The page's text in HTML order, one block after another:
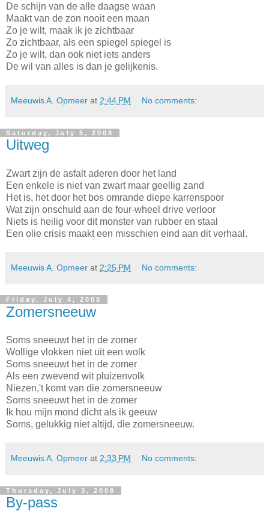
De schijn van de alle daagse waan
Maakt van de zon nooit een maan
Zo je wilt, maak ik je zichtbaar
Zo zichtbaar, als een spiegel spiegel is
Zo je wilt, dan ook niet iets anders
De wil van alles is dan je gelijkenis.
Meeuwis A. Opmeer at 2:44 PM No comments:
Saturday, July 5, 2008
Uitweg
Zwart zijn de asfalt aderen door het land
Een enkele is niet van zwart maar geellig zand
Het is, het door het bos omrande diepe karrenspoor
Wat zijn onschuld aan de four-wheel drive verloor
Niets is heilig voor dit monster van rubber en staal
Een olie crisis maakt een misschien eind aan dit verhaal.
Meeuwis A. Opmeer at 2:25 PM No comments:
Friday, July 4, 2008
Zomersneeuw
Soms sneeuwt het in de zomer
Wollige vlokken niet uit een wolk
Soms sneeuwt het in de zomer
Als een zwevend wit pluizenvolk
Niezen,'t komt van die zomersneeuw
Soms sneeuwt het in de zomer
Ik hou mijn mond dicht als ik geeuw
Soms, gelukkig niet altijd, die zomersneeuw.
Meeuwis A. Opmeer at 2:33 PM No comments:
Thursday, July 3, 2008
By-pass